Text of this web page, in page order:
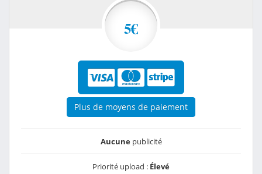
5€
Plus de moyens de paiement
Aucunepublicité
Priorité upload : Élevé